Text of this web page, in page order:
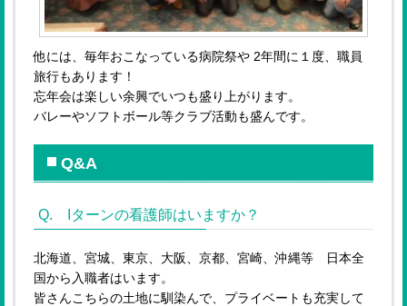
他には、毎年おこなっている病院祭や 2年間に１度、職員
旅行もあります！
忘年会は楽しい余興でいつも盛り上がります。
バレーやソフトボール等クラブ活動も盛んです。
Q&A
Q. Iターンの看護師はいますか？
北海道、宮城、東京、大阪、京都、宮崎、沖縄等 日本全
国から入職者はいます。
皆さんこちらの土地に馴染んで、プライベートも充実して